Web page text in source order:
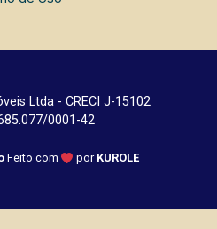
Ltda - CRECI J-15102
0001-42
Feito com por KUROLE